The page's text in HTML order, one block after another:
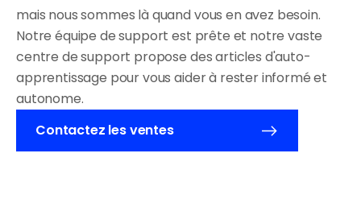
mais nous sommes là quand vous en avez besoin.
Notre équipe de support est prête et notre vaste
centre de support propose des articles d'auto-
apprentissage pour vous aider à rester informé et
autonome.
Contactez les ventes